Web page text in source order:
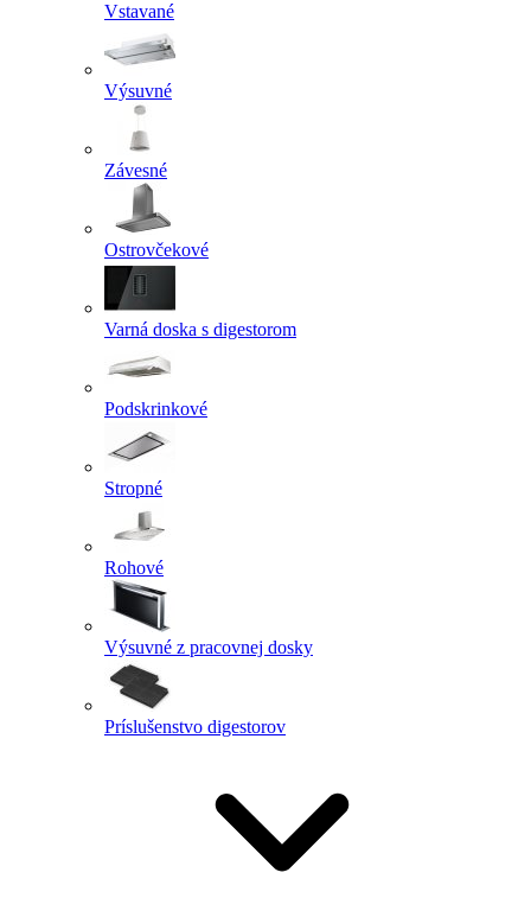
Vstavané
Výsuvné
Závesné
Ostrovčekové
Varná doska s digestorom
Podskrinkové
Stropné
Rohové
Výsuvné z pracovnej dosky
Príslušenstvo digestorov